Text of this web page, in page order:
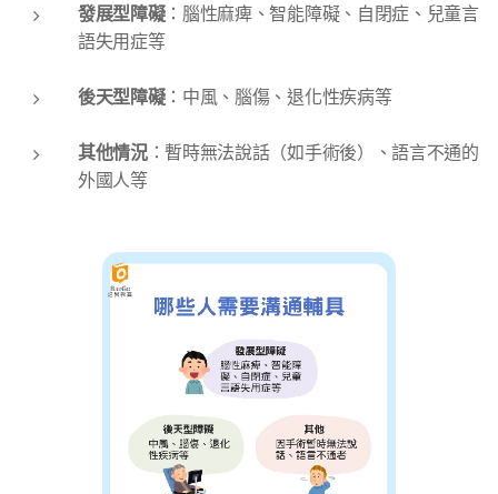
發展型障礙：腦性麻痺、智能障礙、自閉症、兒童言
語失用症等
後天型障礙：中風、腦傷、退化性疾病等
其他情況：暫時無法說話（如手術後）、語言不通的
外國人等